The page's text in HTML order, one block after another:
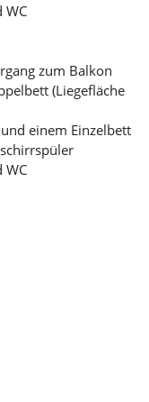
WC
zum Balkon
(Liegefläche
einem Einzelbett
WC